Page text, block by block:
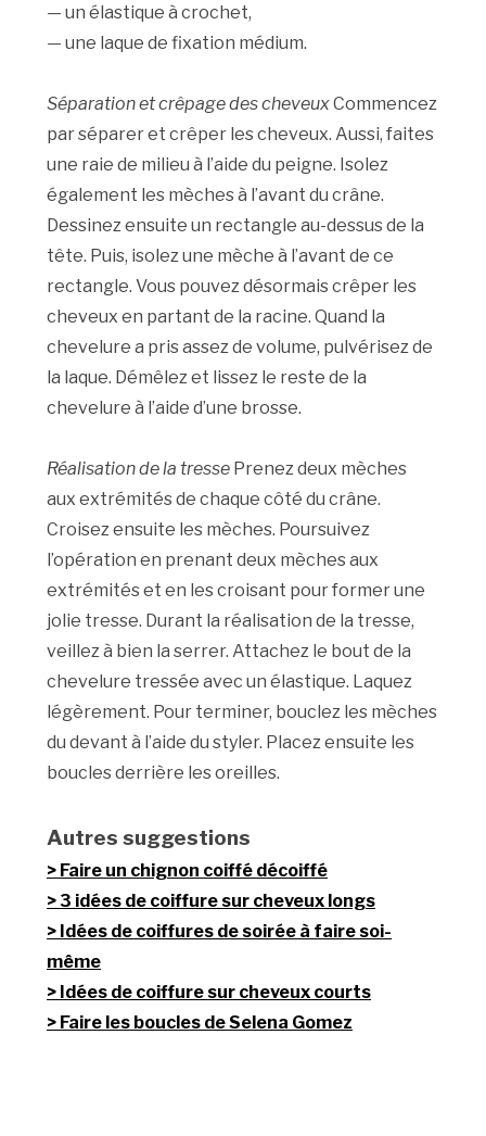
— un élastique à crochet,
— une laque de fixation médium.
Séparation et crêpage des cheveuxCommencez
par séparer et crêper les cheveux. Aussi, faites
une raie de milieu à l’aide du peigne. Isolez
également les mèches à l’avant du crâne.
Dessinez ensuite un rectangle au-dessus de la
tête. Puis, isolez une mèche à l’avant de ce
rectangle. Vous pouvez désormais crêper les
cheveux en partant de la racine. Quand la
chevelure a pris assez de volume, pulvérisez de
la laque. Démêlez et lissez le reste de la
chevelure à l’aide d’une brosse.
Réalisation de la tresse Prenez deux mèches
aux extrémités de chaque côté du crâne.
Croisez ensuite les mèches. Poursuivez
l’opération en prenant deux mèches aux
extrémités et en les croisant pour former une
jolie tresse. Durant la réalisation de la tresse,
veillez à bien la serrer. Attachez le bout de la
chevelure tressée avec un élastique. Laquez
légèrement. Pour terminer, bouclez les mèches
du devant à l’aide du styler. Placez ensuite les
boucles derrière les oreilles.
Autres suggestions
Faire un chignon coiffé décoiffé
3 idées de coiffure sur cheveux longs
Idées de coiffures de soirée à faire soi-
même
Idées de coiffure sur cheveux courts
Faire les boucles de Selena Gomez